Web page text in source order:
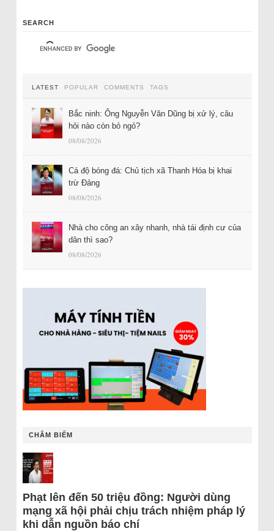
SEARCH
LATEST POPULAR COMMENTS TAGS
Bắc ninh: Ông Nguyễn Văn Dũng bị xử lý, câu
hỏi nào còn bỏ ngỏ?
08/08/2026
Cá độ bóng đá: Chủ tịch xã Thanh Hóa bị khai
trừ Đảng
08/08/2026
Nhà cho công an xây nhanh, nhà tái định cư của
dân thì sao?
08/08/2026
CHÂM BIẾM
Phạt lên đến 50 triệu đồng: Người dùng
mạng xã hội phải chịu trách nhiệm pháp lý
khi dẫn nguồn báo chí